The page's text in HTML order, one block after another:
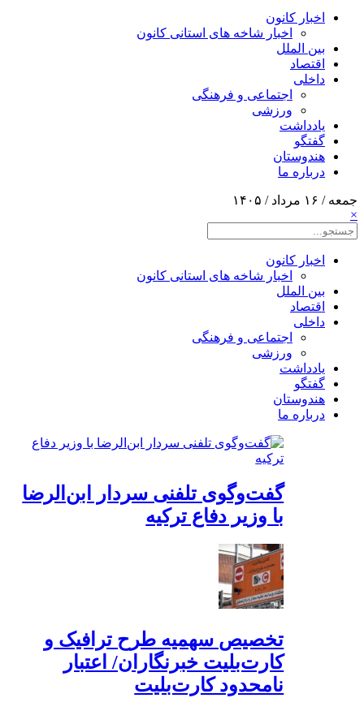
اخبار کانون
اخبار شاخه های استانی کانون
بین الملل
اقتصاد
داخلی
اجتماعی و فرهنگی
ورزشی
یادداشت
گفتگو
هندوستان
درباره ما
جمعه / ۱۶ مرداد / ۱۴۰۵
×
اخبار کانون
اخبار شاخه های استانی کانون
بین الملل
اقتصاد
داخلی
اجتماعی و فرهنگی
ورزشی
یادداشت
گفتگو
هندوستان
درباره ما
گفت‌وگوی تلفنی سردار ابن‌الرضا
با وزیر دفاع ترکیه
تخصیص سهمیه طرح ترافیک و
کارت‌بلیت خبرنگاران/ اعتبار
نامحدود کارت‌بلیت